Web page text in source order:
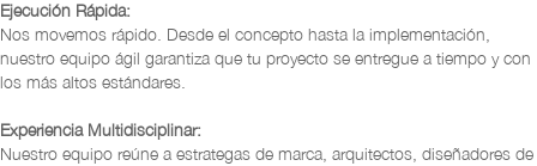
Ejecución Rápida:
Nos movemos rápido. Desde el concepto hasta la implementación,
nuestro equipo ágil garantiza que tu proyecto se entregue a tiempo y con
los más altos estándares.
Experiencia Multidisciplinar:
Nuestro equipo reúne a estrategas de marca, arquitectos, diseñadores de